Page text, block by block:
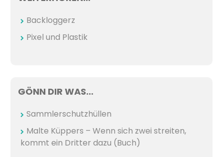
Backloggerz
Pixel und Plastik
GÖNN DIR WAS…
Sammlerschutzhüllen
Malte Küppers – Wenn sich zwei streiten,
kommt ein Dritter dazu (Buch)